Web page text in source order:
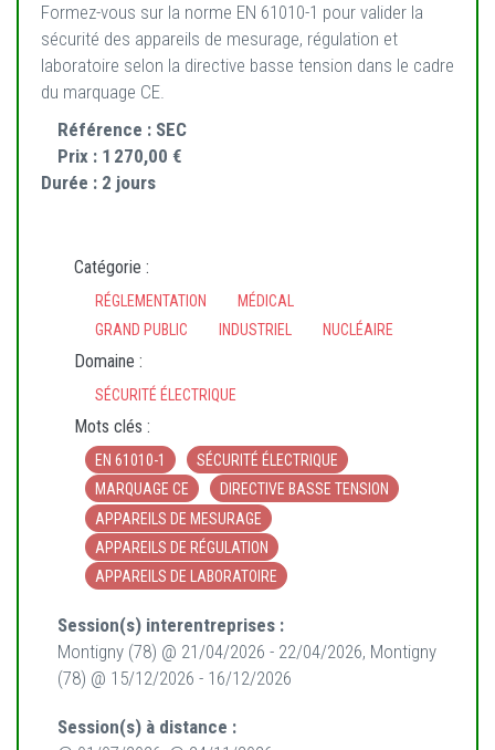
Formez-vous sur la norme EN 61010-1 pour valider la
sécurité des appareils de mesurage, régulation et
laboratoire selon la directive basse tension dans le cadre
du marquage CE.
Référence : SEC
Prix : 1 270,00 €
Durée : 2 jours
Catégorie :
RÉGLEMENTATION
MÉDICAL
GRAND PUBLIC
INDUSTRIEL NUCLÉAIRE
Domaine :
SÉCURITÉ ÉLECTRIQUE
Mots clés :
EN 61010-1
SÉCURITÉ ÉLECTRIQUE
MARQUAGE CE
DIRECTIVE BASSE TENSION
APPAREILS DE MESURAGE
APPAREILS DE RÉGULATION
APPAREILS DE LABORATOIRE
Session(s) interentreprises :
Montigny (78) @ 21/04/2026 - 22/04/2026, Montigny
(78) @ 15/12/2026 - 16/12/2026
Session(s) à distance :